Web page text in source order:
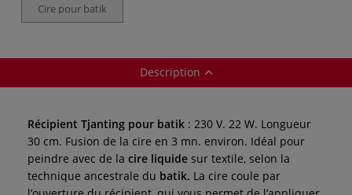
Cire pour batik
Description
Récipient Tjanting pour batik : 230 V. 22 W. Longueur
30 cm. Fusion de la cire en 3 mn. environ. Idéal pour
peindre avec de la cire liquide sur textile, selon la
technique ancestrale du batik. La cire coule par